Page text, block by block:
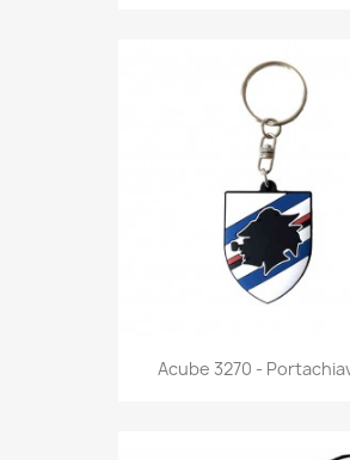
Anteprima
Acube 3270 -